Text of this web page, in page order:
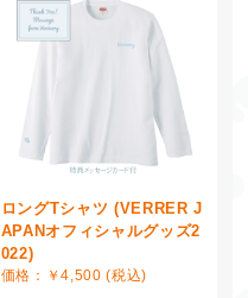
ロングTシャツ (VERRER J
APANオフィシャルグッズ2
022)
価格：￥4,500 (税込)